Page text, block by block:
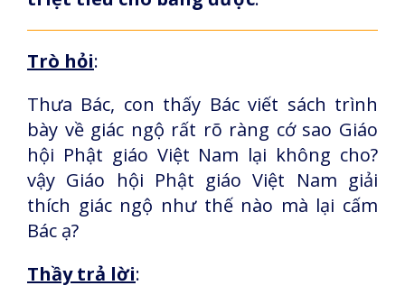
Trò hỏi:
Thưa Bác, con thấy Bác viết sách trình
bày về giác ngộ rất rõ ràng cớ sao Giáo
hội Phật giáo Việt Nam lại không cho?
vậy Giáo hội Phật giáo Việt Nam giải
thích giác ngộ như thế nào mà lại cấm
Bác ạ?
Thầy trả lời: